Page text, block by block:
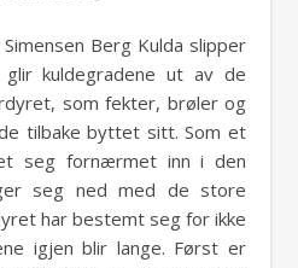
kuldegradene ut av de
som fekter, brøler og
tilbake byttet sitt. Som et
seg fornærmet inn i den
seg ned med de store
har bestemt seg for ikke
igjen blir lange. Først er